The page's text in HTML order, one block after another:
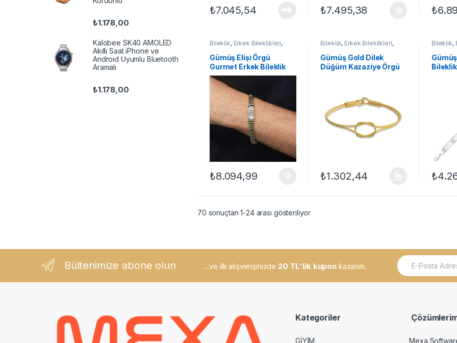
₺7.045,54 ₺7.495,38 ₺
Bileklik, Erkek Bileklikleri,
TAKI
Gümüş Elişi Örgü
Gurmet Erkek Bileklik
₺8.094,99
Bileklik, Erkek Bileklikleri,
Bileklikler
Gümüş Gold Dilek
Düğüm Kazaziye Örgü
₺1.302,44
Bu ürünün birden fazla varyasyonu var.
Bileklik,
TAKI
Bileklik
₺
70 sonuçtan 1-24 arası gösteriliyor
₺1.178,00
Kalobee SK40 AMOLED
Akıllı Saat iPhone ve
Android Uyumlu Bluetooth
Aramalı
₺1.178,00
Bültenimize abone olun ...ve ilk alışverişinizde 20 TL'lik kuponkazanın.
E
m
Kategoriler
GİYİM Mexa